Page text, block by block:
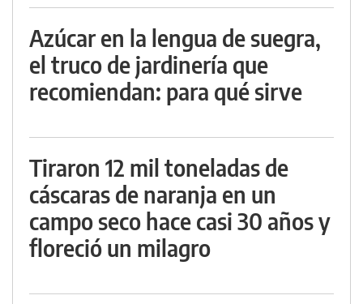
Azúcar en la lengua de suegra,
el truco de jardinería que
recomiendan: para qué sirve
Tiraron 12 mil toneladas de
cáscaras de naranja en un
campo seco hace casi 30 años y
floreció un milagro